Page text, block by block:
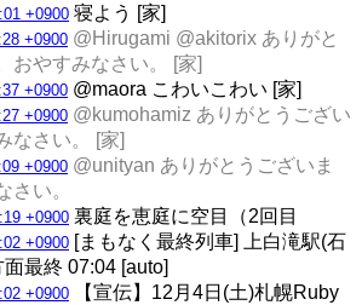
+0900 寝よう [家]
+0900 @Hirugami @akitorix ありがと
おやすみなさい。 [家]
+0900 @maora こわいこわい [家]
+0900 @kumohamiz ありがとうござい
なさい。 [家]
+0900 @unityan ありがとうございま
さい。
+0900 裏庭を恵庭に空目（2回目
+0900 [まもなく最終列車] 上白滝駅(石
最終 07:04 [auto]
+0900 【宣伝】12月4日(土)札幌Ruby